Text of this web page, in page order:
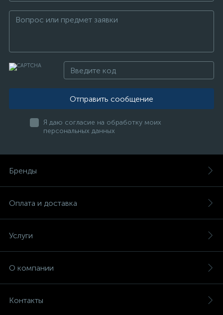
Отправить сообщение
Я даю согласие на обработку моих
персональных данных
Бренды
Оплата и доставка
Услуги
О компании
Контакты